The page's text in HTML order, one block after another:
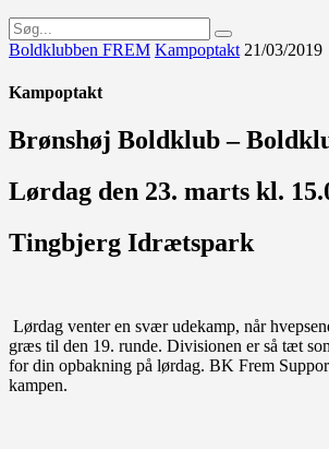
Boldklubben FREM Kampoptakt 21/03/2019
Kampoptakt
Brønshøj Boldklub –
Lørdag den 23. marts kl.
Tingbjerg Idrætspark
Lørdag venter en svær udekamp, når
græs til den 19. runde. Divisionen er så tæt
for din opbakning på lørdag. BK Frem
kampen.